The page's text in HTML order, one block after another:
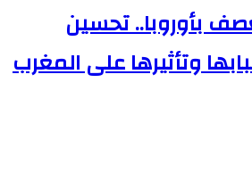
بأوروبا.. تحسين
وتأثيرها على المغرب